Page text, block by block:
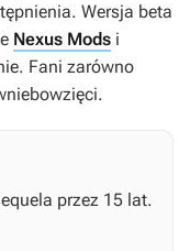
Wersja beta
Nexus Mods i
Fani zarówno
przez 15 lat.